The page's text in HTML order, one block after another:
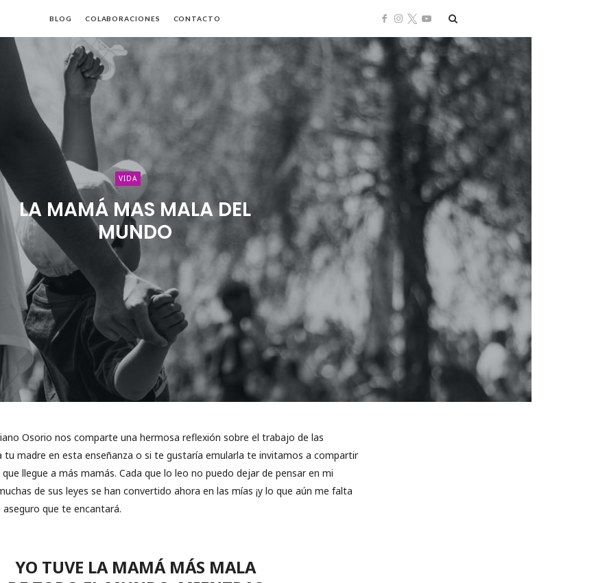
BLOG COLABORACIONES CONTACTO
VIDA
LA MAMÁ MAS MALA DEL
MUNDO
Osorio nos comparte una hermosa reflexión sobre el trabajo de las
tu madre en esta enseñanza o si te gustaría emularla te invitamos a compartir
llegue a más mamás. Cada que lo leo no puedo dejar de pensar en mi
de sus leyes se han convertido ahora en las mías ¡y lo que aún me falta
que te encantará.
YO TUVE LA MAMÁ MÁS MALA